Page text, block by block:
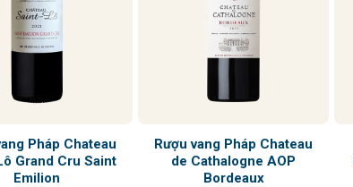
Pháp Chateau
Grand Cru Saint
Emilion
Rượu vang Pháp Chateau
de Cathalogne AOP
Bordeaux